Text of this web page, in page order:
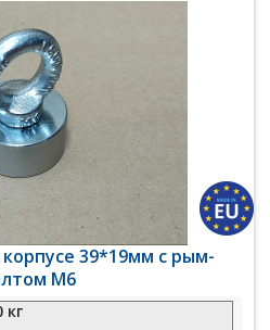
39*19мм с рым-
М6
кг